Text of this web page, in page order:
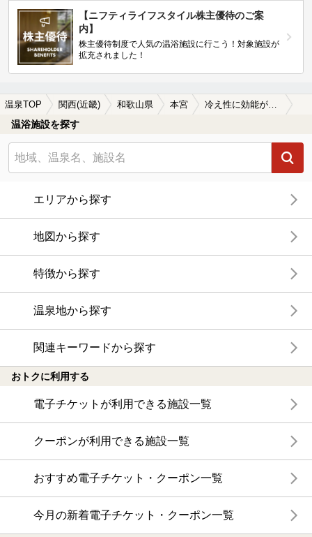
【ニフティライフスタイル株主優待のご案
内】
株主優待制度で人気の温浴施設に行こう！対象施設が
拡充されました！
温泉TOP 関西(近畿) 和歌山県 本宮 冷え性に効能がある本宮の温泉、日帰り温泉、スーパー銭湯おすすめ
温浴施設を探す
エリアから探す
地図から探す
特徴から探す
温泉地から探す
関連キーワードから探す
おトクに利用する
電子チケットが利用できる施設一覧
クーポンが利用できる施設一覧
おすすめ電子チケット・クーポン一覧
今月の新着電子チケット・クーポン一覧